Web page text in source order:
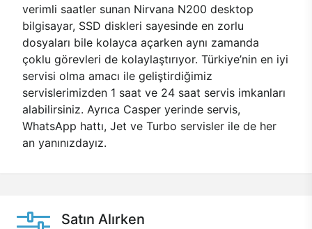
verimli saatler sunan Nirvana N200 desktop
bilgisayar, SSD diskleri sayesinde en zorlu
dosyaları bile kolayca açarken aynı zamanda
çoklu görevleri de kolaylaştırıyor. Türkiye’nin en iyi
servisi olma amacı ile geliştirdiğimiz
servislerimizden 1 saat ve 24 saat servis imkanları
alabilirsiniz. Ayrıca Casper yerinde servis,
WhatsApp hattı, Jet ve Turbo servisler ile de her
an yanınızdayız.
Satın Alırken